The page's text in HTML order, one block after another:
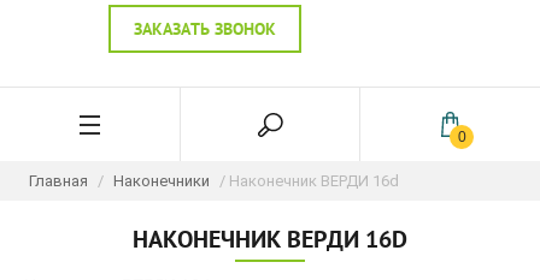
ЗАКАЗАТЬ ЗВОНОК
0
Главная / Наконечники / Наконечник ВЕРДИ 16d
НАКОНЕЧНИК ВЕРДИ 16D